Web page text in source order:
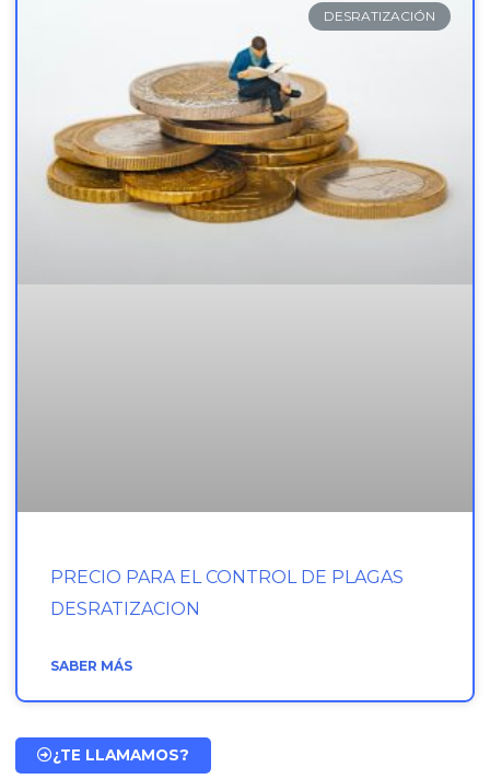
DESRATIZACIÓN
PRECIO PARA EL CONTROL DE PLAGAS
DESRATIZACION
SABER MÁS
¿TE LLAMAMOS?